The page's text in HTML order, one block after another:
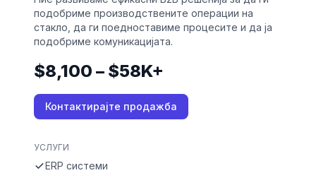
подобриме производствените операции на
стакло, да ги поедноставиме процесите и да ја
подобриме комуникацијата.
$8,100 – $58K+
Контактирајте продажба
УСЛУГИ
ERP системи